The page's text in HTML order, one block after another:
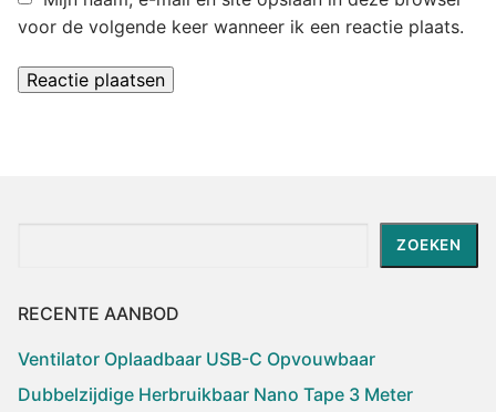
voor de volgende keer wanneer ik een reactie plaats.
ZOEKEN
RECENTE AANBOD
Ventilator Oplaadbaar USB-C Opvouwbaar
Dubbelzijdige Herbruikbaar Nano Tape 3 Meter